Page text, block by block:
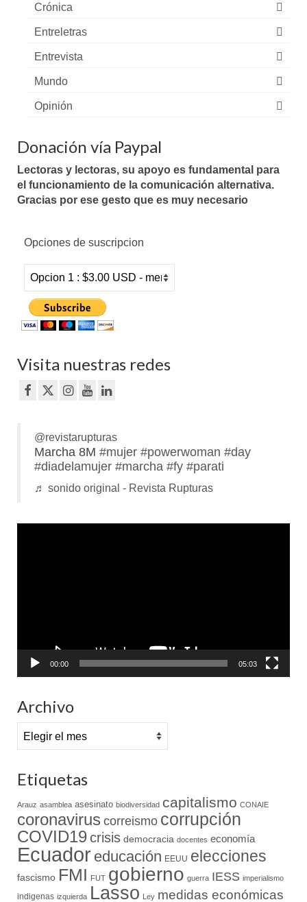
Crónica
Entreletras
Entrevista
Mundo
Opinión
Donación vía Paypal
Lectoras y lectoras, su apoyo es fundamental para
el funcionamiento de la comunicación alternativa.
Gracias por ese gesto que es muy necesario
Opciones de suscripcion
Visita nuestras redes
@revistarupturas
Marcha 8M #mujer #powerwoman #day
#diadelamujer #marcha #fy #parati
♬ sonido original - Revista Rupturas
00:00 05:03
Archivo
Etiquetas
Arauz asamblea asesinato biodiversidad capitalismo CONAIE
coronavirus correismo corrupción
COVID19crisis democracia docentes economía
Ecuador educación EEUU elecciones
fascismo FMI FUT gobierno guerra IESS imperialismo
indigenas izquierda Lasso Ley medidas económicas